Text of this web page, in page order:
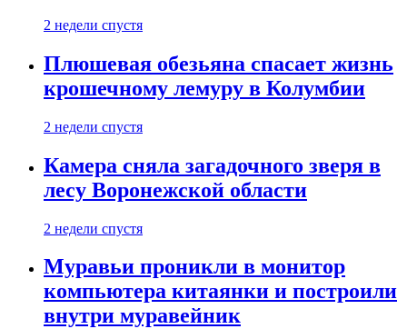
2 недели спустя
Плюшевая обезьяна спасает жизнь
крошечному лемуру в Колумбии
2 недели спустя
Камера сняла загадочного зверя в
лесу Воронежской области
2 недели спустя
Муравьи проникли в монитор
компьютера китаянки и построили
внутри муравейник